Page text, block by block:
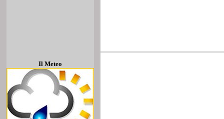
Il Meteo